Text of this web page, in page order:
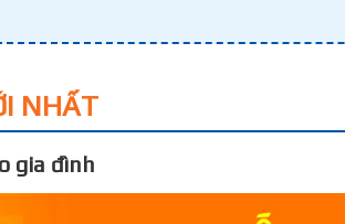
NHẤT
gia đình